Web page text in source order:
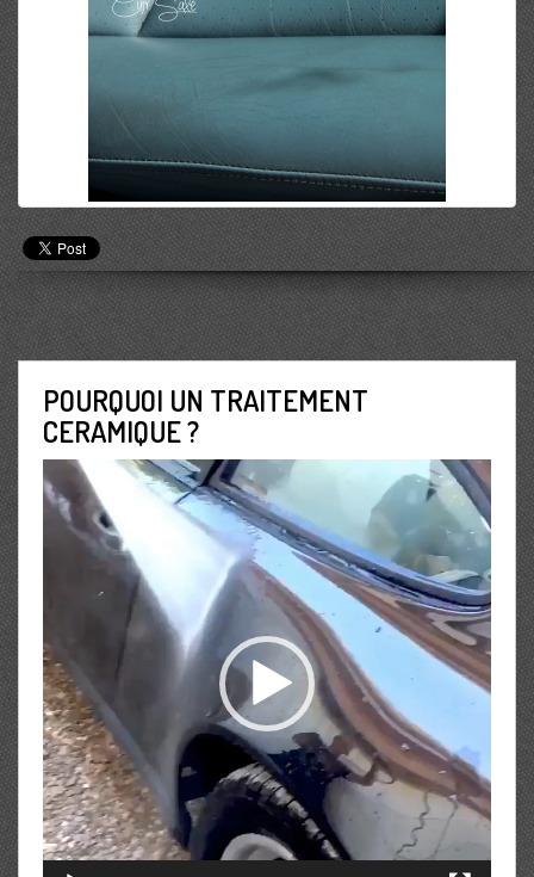
POURQUOI UN TRAITEMENT
CERAMIQUE ?
Lecteur
vidéo